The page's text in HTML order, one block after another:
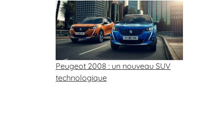
Peugeot 2008 : un nouveau SUV
technologique